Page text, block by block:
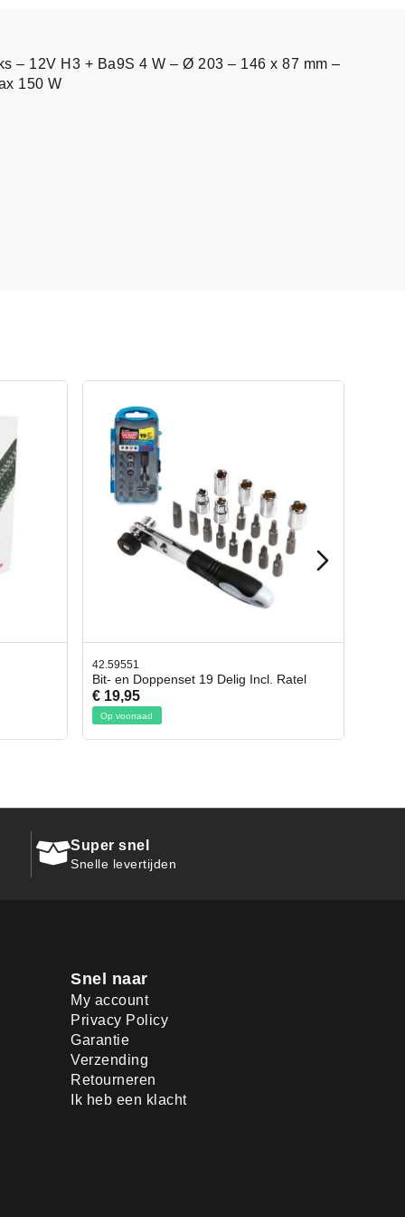
– 12V H3 + Ba9S 4 W – Ø 203 – 146 x 87 mm –
150 W
Ratel
42.65998
Afbreekmes 2 stuks
€ 10,95
Op voorraad
Super snel
Snelle levertijden
Snel naar
My account
Privacy Policy
Garantie
Verzending
Retourneren
Ik heb een klacht